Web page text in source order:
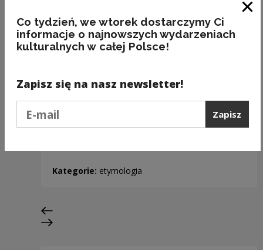
Kategorie: etymologia
Poprzedni slajd
Następny slajd
Co tydzień, we wtorek dostarczymy Ci
informacje o najnowszych wydarzeniach
kulturalnych w całej Polsce!
Zapisz się na nasz newsletter!
Zapisz